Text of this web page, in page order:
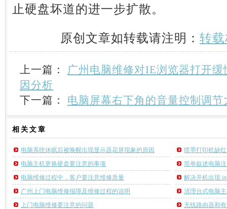
止硬盘坏道的进一步扩散。
原创文章如转载请注明： 转
上一篇： 广州电脑维修对IE浏览器打开
因分析
下一篇： 电脑屏幕右下角的音量控制调
相关 文章
电脑系统休眠后被唤醒出现显示器花屏现象的原因
喷墨打印机缺
电脑主机更换硬盘要注意的事项
简单叙述电脑
电脑维修过程中，客户要注意维修质量
解决开机出现
广州上门电脑维修报障及维修过程的说明
清理台式电脑
上门电脑维修要注意的问题
无线路由器和